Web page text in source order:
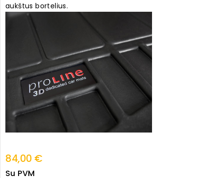
aukštus bortelius.
84,00 €
Su PVM